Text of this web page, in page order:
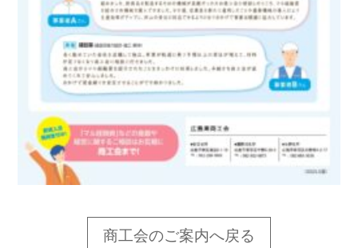
商工会のご案内へ戻る